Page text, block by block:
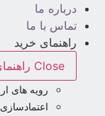
درباره ما
تماس با ما
راهنمای خرید
Close راهنمای خرید
رویه های
اعتمادسازی